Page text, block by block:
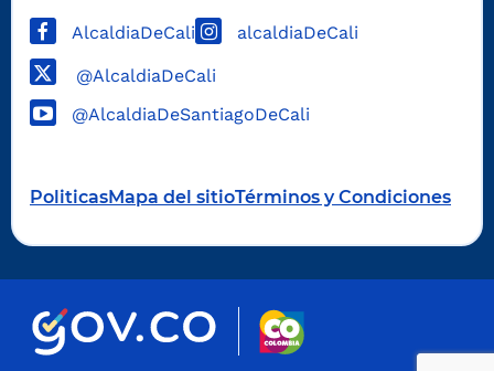
AlcaldiaDeCali alcaldiaDeCali
@AlcaldiaDeCali
@AlcaldiaDeSantiagoDeCali
PoliticasMapa del sitioTérminos y Condiciones